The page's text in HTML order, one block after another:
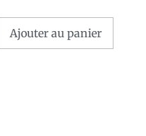
Ajouter au panier